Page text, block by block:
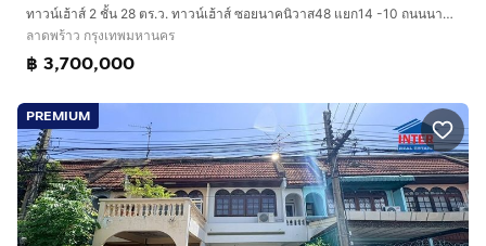
ทาวน์เฮ้าส์ 2 ชั้น 28 ตร.ว. ทาวน์เฮ้าส์ ซอยนาคนิวาส48 แยก14 -10 ถนนนาคนิวาส เขตลาดพร้าว กรุงเทพมหานคร
ลาดพร้าว กรุงเทพมหานคร
฿ 3,700,000
PREMIUM